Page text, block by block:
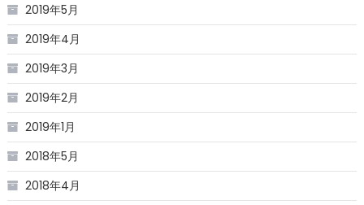
2019年5月
2019年4月
2019年3月
2019年2月
2019年1月
2018年5月
2018年4月